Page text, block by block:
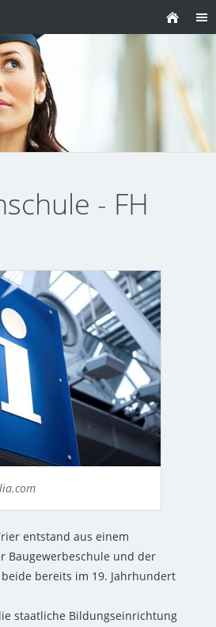
- FH
entstand aus einem
Baugewerbeschule und der
bereits im 19. Jahrhundert
staatliche Bildungseinrichtung